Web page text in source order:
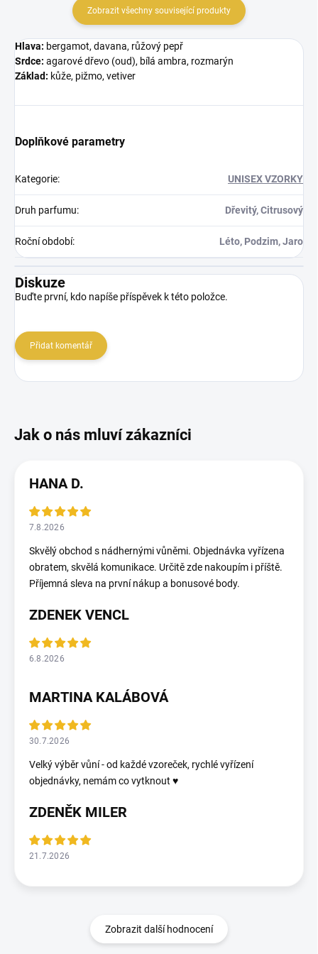
Zobrazit všechny související produkty
Hlava: bergamot, davana, růžový pepř
Srdce: agarové dřevo (oud), bílá ambra, rozmarýn
Základ: kůže, pižmo, vetiver
Doplňkové parametry
Kategorie: UNISEX VZORKY
Druh parfumu: Dřevitý, Citrusový
Roční období: Léto, Podzim, Jaro
Diskuze
Buďte první, kdo napíše příspěvek k této položce.
Přidat komentář
HANA D.
7.8.2026
Skvělý obchod s nádhernými vůněmi. Objednávka vyřízena
obratem, skvělá komunikace. Určitě zde nakoupím i příště.
Příjemná sleva na první nákup a bonusové body.
ZDENEK VENCL
6.8.2026
MARTINA KALÁBOVÁ
30.7.2026
Velký výběr vůní - od každé vzoreček, rychlé vyřízení
objednávky, nemám co vytknout ♥️
ZDENĚK MILER
21.7.2026
Zobrazit další hodnocení